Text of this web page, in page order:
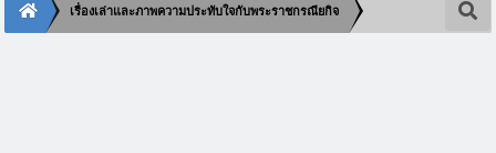
เรื่องเล่าและภาพความประทับใจกับพระราชกรณียกิจ